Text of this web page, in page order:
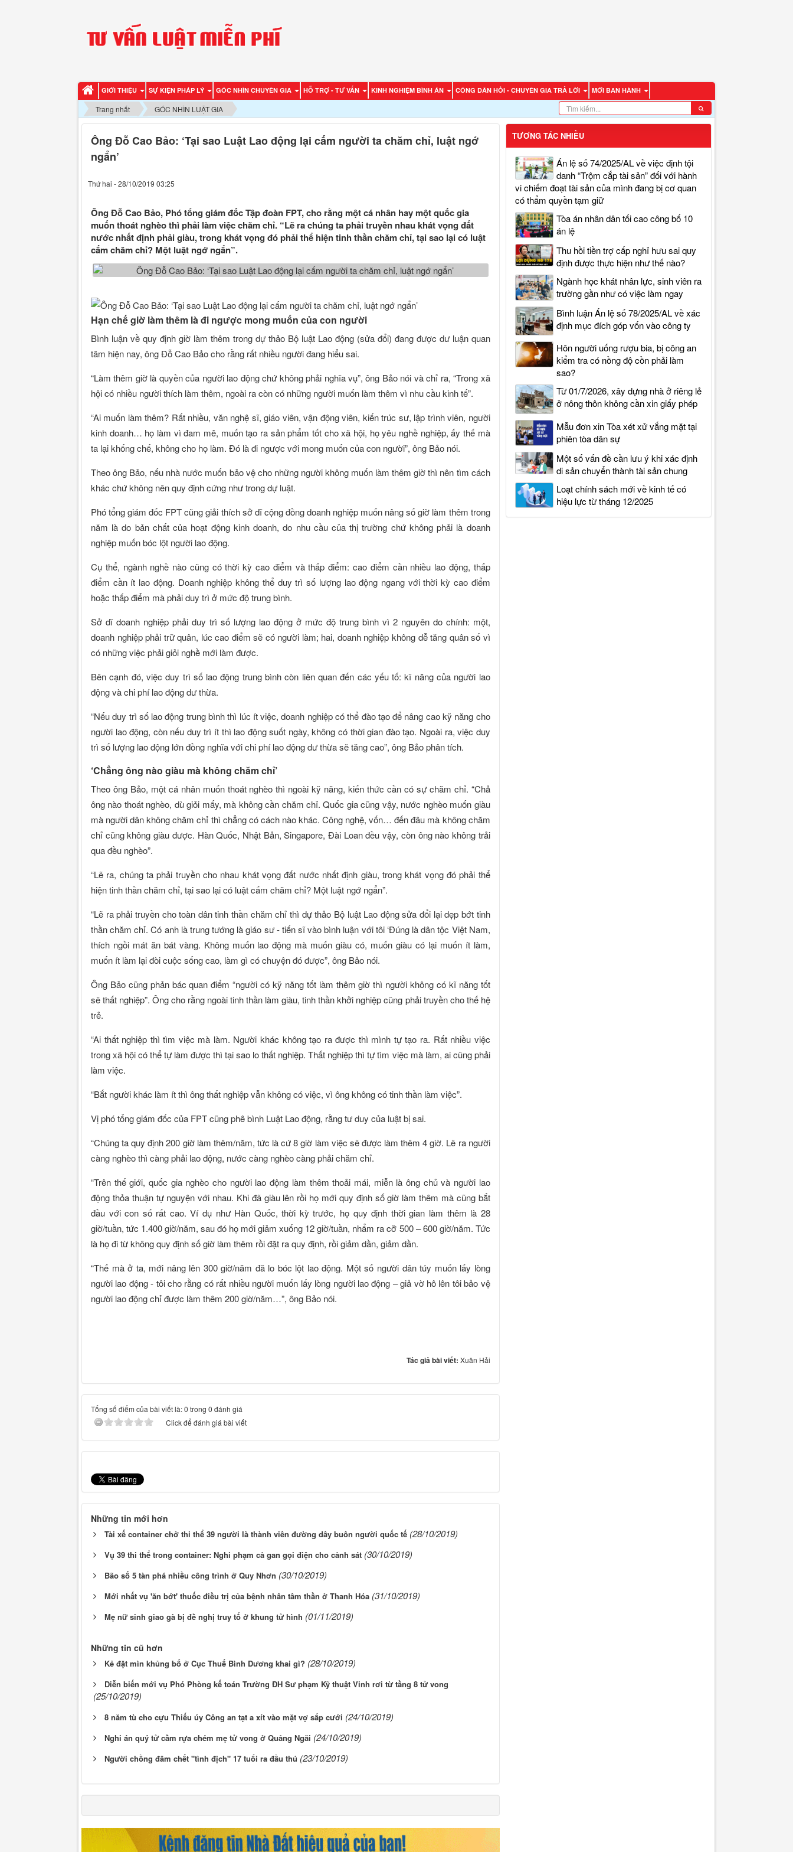
GIỚI THIỆU SỰ KIỆN PHÁP LÝ GÓC NHÌN CHUYÊN GIA HỖ TRỢ - TƯ VẤN KINH NGHIỆM BÌNH ÁN CÔNG DÂN HỎI - CHUYÊN GIA TRẢ LỜI MỚI BAN HÀNH
Trang nhất GÓC NHÌN LUẬT GIA
Ông Đỗ Cao Bảo: ‘Tại sao Luật Lao động lại cấm người ta chăm chỉ, luật ngớ
ngẩn’
Thứ hai - 28/10/2019 03:25
Ông Đỗ Cao Bảo, Phó tổng giám đốc Tập đoàn FPT, cho rằng một cá nhân hay một quốc gia
muốn thoát nghèo thì phải làm việc chăm chỉ. “Lẽ ra chúng ta phải truyền nhau khát vọng đất
nước nhất định phải giàu, trong khát vọng đó phải thể hiện tinh thần chăm chỉ, tại sao lại có luật
cấm chăm chỉ? Một luật ngớ ngẩn”.
Hạn chế giờ làm thêm là đi ngược mong muốn của con người
Bình luận về quy định giờ làm thêm trong dự thảo Bộ luật Lao động (sửa đổi) đang được dư luận quan
tâm hiện nay, ông Đỗ Cao Bảo cho rằng rất nhiều người đang hiểu sai.
“Làm thêm giờ là quyền của người lao động chứ không phải nghĩa vụ”, ông Bảo nói và chỉ ra, “Trong xã
hội có nhiều người thích làm thêm, ngoài ra còn có những người muốn làm thêm vì nhu cầu kinh tế”.
“Ai muốn làm thêm? Rất nhiều, văn nghệ sĩ, giáo viên, vận động viên, kiến trúc sư, lập trình viên, người
kinh doanh… họ làm vì đam mê, muốn tạo ra sản phẩm tốt cho xã hội, họ yêu nghề nghiệp, ấy thế mà
ta lại khống chế, không cho họ làm. Đó là đi ngược với mong muốn của con người”, ông Bảo nói.
Theo ông Bảo, nếu nhà nước muốn bảo vệ cho những người không muốn làm thêm giờ thì nên tìm cách
khác chứ không nên quy định cứng như trong dự luật.
Phó tổng giám đốc FPT cũng giải thích sở dĩ cộng đồng doanh nghiệp muốn nâng số giờ làm thêm trong
năm là do bản chất của hoạt động kinh doanh, do nhu cầu của thị trường chứ không phải là doanh
nghiệp muốn bóc lột người lao động.
Cụ thể, ngành nghề nào cũng có thời kỳ cao điểm và thấp điểm: cao điểm cần nhiều lao động, thấp
điểm cần ít lao động. Doanh nghiệp không thể duy trì số lượng lao động ngang với thời kỳ cao điểm
hoặc thấp điểm mà phải duy trì ở mức độ trung bình.
Sở dĩ doanh nghiệp phải duy trì số lượng lao động ở mức độ trung bình vì 2 nguyên do chính: một,
doanh nghiệp phải trữ quân, lúc cao điểm sẽ có người làm; hai, doanh nghiệp không dễ tăng quân số vì
có những việc phải giỏi nghề mới làm được.
Bên cạnh đó, việc duy trì số lao động trung bình còn liên quan đến các yếu tố: kĩ năng của người lao
động và chi phí lao động dư thừa.
“Nếu duy trì số lao động trung bình thì lúc ít việc, doanh nghiệp có thể đào tạo để nâng cao kỹ năng cho
người lao động, còn nếu duy trì ít thì lao động suốt ngày, không có thời gian đào tạo. Ngoài ra, việc duy
trì số lượng lao động lớn đồng nghĩa với chi phí lao động dư thừa sẽ tăng cao”, ông Bảo phân tích.
‘Chẳng ông nào giàu mà không chăm chỉ’
Theo ông Bảo, một cá nhân muốn thoát nghèo thì ngoài kỹ năng, kiến thức cần có sự chăm chỉ. “Chả
ông nào thoát nghèo, dù giỏi mấy, mà không cần chăm chỉ. Quốc gia cũng vậy, nước nghèo muốn giàu
mà người dân không chăm chỉ thì chẳng có cách nào khác. Công nghệ, vốn… đến đâu mà không chăm
chỉ cũng không giàu được. Hàn Quốc, Nhật Bản, Singapore, Đài Loan đều vậy, còn ông nào không trải
qua đều nghèo”.
“Lẽ ra, chúng ta phải truyền cho nhau khát vọng đất nước nhất định giàu, trong khát vọng đó phải thể
hiện tinh thần chăm chỉ, tại sao lại có luật cấm chăm chỉ? Một luật ngớ ngẩn”.
“Lẽ ra phải truyền cho toàn dân tinh thần chăm chỉ thì dự thảo Bộ luật Lao động sửa đổi lại dẹp bớt tinh
thần chăm chỉ. Có anh là trung tướng là giáo sư - tiến sĩ vào bình luận với tôi ‘Đúng là dân tộc Việt Nam,
thích ngồi mát ăn bát vàng. Không muốn lao động mà muốn giàu có, muốn giàu có lại muốn ít làm,
muốn ít làm lại đòi cuộc sống cao, làm gì có chuyện đó được”, ông Bảo nói.
Ông Bảo cũng phản bác quan điểm “người có kỹ năng tốt làm thêm giờ thì người không có kĩ năng tốt
sẽ thất nghiệp”. Ông cho rằng ngoài tinh thần làm giàu, tinh thần khởi nghiệp cũng phải truyền cho thế hệ
trẻ.
“Ai thất nghiệp thì tìm việc mà làm. Người khác không tạo ra được thì mình tự tạo ra. Rất nhiều việc
trong xã hội có thể tự làm được thì tại sao lo thất nghiệp. Thất nghiệp thì tự tìm việc mà làm, ai cũng phải
làm việc.
“Bắt người khác làm ít thì ông thất nghiệp vẫn không có việc, vì ông không có tinh thần làm việc”.
Vị phó tổng giám đốc của FPT cũng phê bình Luật Lao động, rằng tư duy của luật bị sai.
“Chúng ta quy định 200 giờ làm thêm/năm, tức là cứ 8 giờ làm việc sẽ được làm thêm 4 giờ. Lẽ ra người
càng nghèo thì càng phải lao động, nước càng nghèo càng phải chăm chỉ.
“Trên thế giới, quốc gia nghèo cho người lao động làm thêm thoải mái, miễn là ông chủ và người lao
động thỏa thuận tự nguyện với nhau. Khi đã giàu lên rồi họ mới quy định số giờ làm thêm mà cũng bắt
đầu với con số rất cao. Ví dụ như Hàn Quốc, thời kỳ trước, họ quy định thời gian làm thêm là 28
giờ/tuần, tức 1.400 giờ/năm, sau đó họ mới giảm xuống 12 giờ/tuần, nhẩm ra cỡ 500 – 600 giờ/năm. Tức
là họ đi từ không quy định số giờ làm thêm rồi đặt ra quy định, rồi giảm dần, giảm dần.
“Thế mà ở ta, mới nâng lên 300 giờ/năm đã lo bóc lột lao động. Một số người dân túy muốn lấy lòng
người lao động - tôi cho rằng có rất nhiều người muốn lấy lòng người lao động – giả vờ hô lên tôi bảo vệ
người lao động chỉ được làm thêm 200 giờ/năm…”, ông Bảo nói.
Tác giả bài viết: Xuân Hải
Tổng số điểm của bài viết là: 0 trong 0 đánh giá
Click để đánh giá bài viết
Những tin mới hơn
Tài xế container chở thi thể 39 người là thành viên đường dây buôn người quốc tế (28/10/2019)
Vụ 39 thi thể trong container: Nghi phạm cả gan gọi điện cho cảnh sát (30/10/2019)
Bão số 5 tàn phá nhiều công trình ở Quy Nhơn (30/10/2019)
Mới nhất vụ 'ăn bớt' thuốc điều trị của bệnh nhân tâm thần ở Thanh Hóa (31/10/2019)
Mẹ nữ sinh giao gà bị đề nghị truy tố ở khung tử hình (01/11/2019)
Những tin cũ hơn
Kẻ đặt mìn khủng bố ở Cục Thuế Bình Dương khai gì? (28/10/2019)
Diễn biến mới vụ Phó Phòng kế toán Trường ĐH Sư phạm Kỹ thuật Vinh rơi từ tầng 8 tử vong
(25/10/2019)
8 năm tù cho cựu Thiếu úy Công an tạt a xít vào mặt vợ sắp cưới (24/10/2019)
Nghi án quý tử cầm rựa chém mẹ tử vong ở Quảng Ngãi (24/10/2019)
Người chồng đâm chết "tình địch" 17 tuổi ra đầu thú (23/10/2019)
TƯƠNG TÁC NHIỀU
Án lệ số 74/2025/AL về việc định tội
danh “Trộm cắp tài sản” đối với hành
vi chiếm đoạt tài sản của mình đang bị cơ quan
có thẩm quyền tạm giữ
Tòa án nhân dân tối cao công bố 10
án lệ
Thu hồi tiền trợ cấp nghỉ hưu sai quy
định được thực hiện như thế nào?
Ngành học khát nhân lực, sinh viên ra
trường gần như có việc làm ngay
Bình luận Án lệ số 78/2025/AL về xác
định mục đích góp vốn vào công ty
Hôn người uống rượu bia, bị công an
kiểm tra có nồng độ cồn phải làm
sao?
Từ 01/7/2026, xây dựng nhà ở riêng lẻ
ở nông thôn không cần xin giấy phép
Mẫu đơn xin Tòa xét xử vắng mặt tại
phiên tòa dân sự
Một số vấn đề cần lưu ý khi xác định
di sản chuyển thành tài sản chung
Loạt chính sách mới về kinh tế có
hiệu lực từ tháng 12/2025